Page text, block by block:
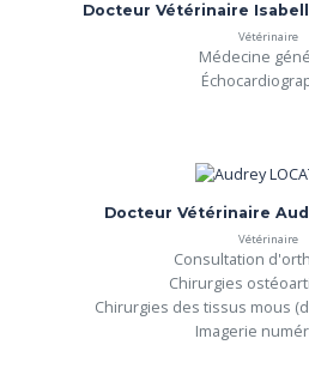
Docteur Vétérinaire
Vétérinaire
Médecine
Docteur Vétérinaire
Vétérinaire
Consultation
Chirurgies
Chirurgies des tissus mous
Imagerie